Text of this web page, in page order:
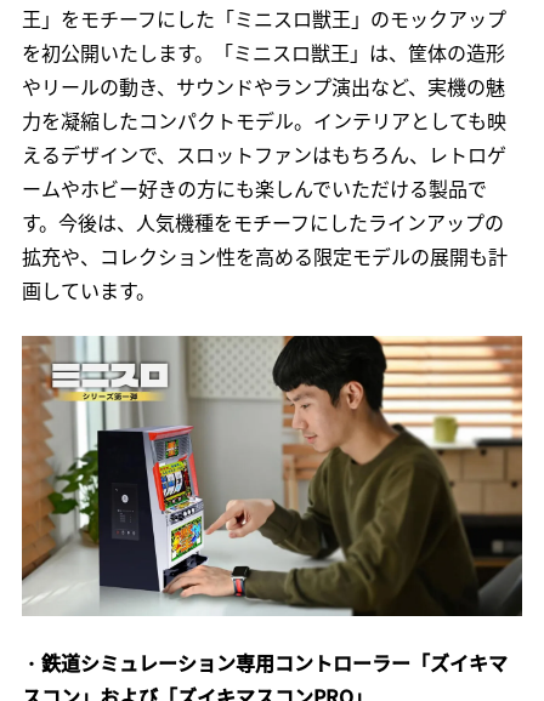
王」をモチーフにした「ミニスロ獣王」のモックアップ
を初公開いたします。「ミニスロ獣王」は、筐体の造形
やリールの動き、サウンドやランプ演出など、実機の魅
力を凝縮したコンパクトモデル。インテリアとしても映
えるデザインで、スロットファンはもちろん、レトロゲ
ームやホビー好きの方にも楽しんでいただける製品で
す。今後は、人気機種をモチーフにしたラインアップの
拡充や、コレクション性を高める限定モデルの展開も計
画しています。
・ 鉄道シミュレーション専用コントローラー「ズイキマ